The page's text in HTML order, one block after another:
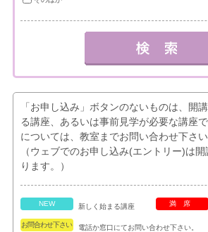
「お申し込み」ボタンのないものは、開
る講座、あるいは事前見学が必要な講座
については、教室までお問い合わせ下さい
（ウェブでのお申し込み(エントリー)は
ります。）
NEW 新しく始まる講座 満席
お問合わせ下さい 電話か窓口にてお問い合わせ下さい。